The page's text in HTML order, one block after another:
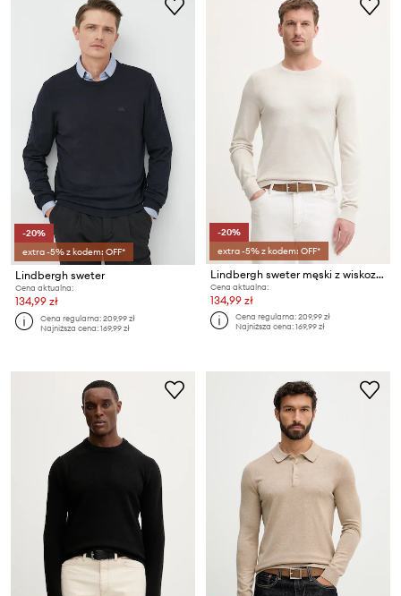
-20%
extra -5% z kodem: OFF*
Lindbergh sweter
Cena aktualna:
134,99 zł
Cena regularna:209,99 zł
Najniższa cena:169,99 zł
-20%
extra -5% z kodem: OFF*
Lindbergh sweter męski z wiskozą
Cena aktualna:
134,99 zł
Cena regularna:209,99 zł
Najniższa cena:169,99 zł